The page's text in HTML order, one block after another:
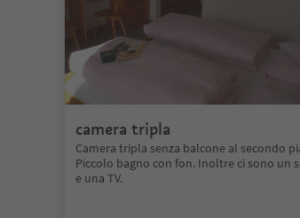
camera tripla
Camera tripla senza balcone al secondo
Piccolo bagno con fon. Inoltre ci sono un
e una TV.